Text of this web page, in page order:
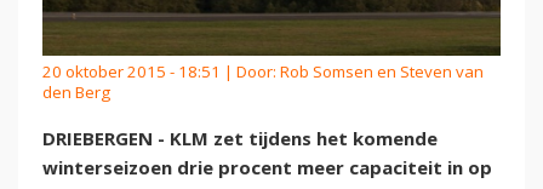
20 oktober 2015 - 18:51 | Door: Rob Somsen en Steven van
den Berg
DRIEBERGEN - KLM zet tijdens het komende
winterseizoen drie procent meer capaciteit in op